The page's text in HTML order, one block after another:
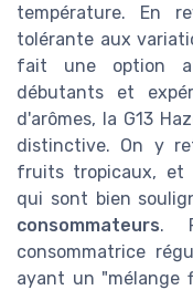
température. En
tolérante aux
fait une option
débutants et
d'arômes, la G13
distinctive. On y
fruits tropicaux, et
qui sont bien
consommateurs.
consommatrice
ayant un "mélange